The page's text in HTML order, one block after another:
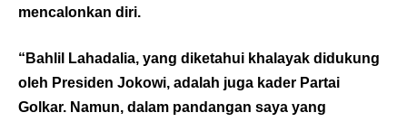
mencalonkan diri.
“Bahlil Lahadalia, yang diketahui khalayak didukung
oleh Presiden Jokowi, adalah juga kader Partai
Golkar. Namun, dalam pandangan saya yang